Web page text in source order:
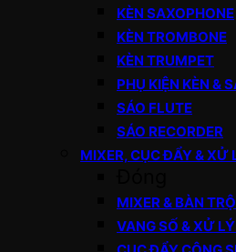
KÈN SAXOPHONE
KÈN TROMBONE
KÈN TRUMPET
PHỤ KIỆN KÈN &
SÁO FLUTE
SÁO RECORDER
MIXER, CỤC ĐẨY & XỬ
MIXER & BÀN
VANG SỐ & XỬ